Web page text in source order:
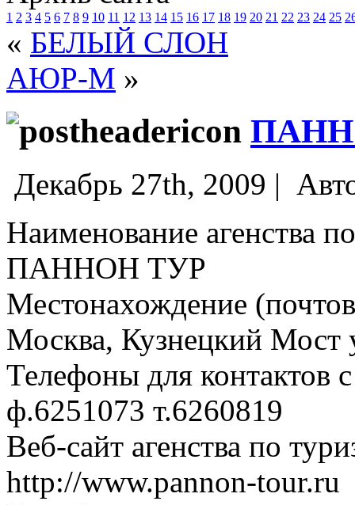
1 2 3 4 5 6 7 8 9 10 11 12 13 14 15 16 17 18 19 20 21 22 23 24 25
« БЕЛЫЙ СЛОН
АЮР-М »
Декабрь 27th, 2009 |
Наименование агенства
ПАННОН ТУР
Местонахождение
Москва, Кузнецкий Мост
Телефоны для контактов
ф.6251073 т.6260819
Веб-сайт агенства по
http://www.pannon-tour.ru